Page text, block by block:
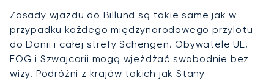
Zasady wjazdu do Billund są takie same jak w
przypadku każdego międzynarodowego przylotu
do Danii i całej strefy Schengen. Obywatele UE,
EOG i Szwajcarii mogą wjeżdżać swobodnie bez
wizy. Podróżni z krajów takich jak Stany